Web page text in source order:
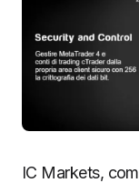
IC Markets,